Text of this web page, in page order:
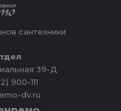
сантехники
39-Д
900-111
dv.ru